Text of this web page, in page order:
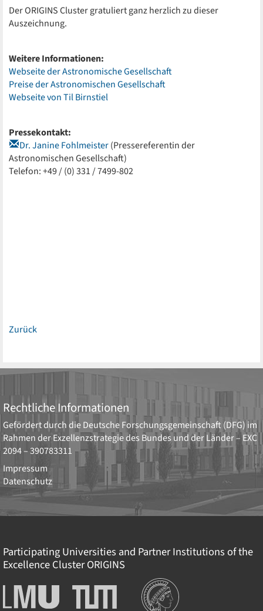
Der ORIGINS Cluster gratuliert ganz herzlich zu dieser
Auszeichnung.
Weitere Informationen:
Webseite der Astronomische Gesellschaft
Preise der Astronomischen Gesellschaft
Webseite von Til Birnstiel
Pressekontakt:
Dr. Janine Fohlmeister(Pressereferentin der
Astronomischen Gesellschaft)
Telefon: +49 / (0) 331 / 7499-802
Zurück
Rechtliche Informationen
Gefördert durch dieDeutsche Forschungsgemeinschaft (DFG) im
Rahmen der Exzellenzstrategie des Bundes und der Länder – EXC
2094 – 390783311
Impressum
Datenschutz
Participating Universities and Partner Institutions of the
Excellence ClusterORIGINS
Ludwig-
Maximilians-
Technische
Universität
Institutionen